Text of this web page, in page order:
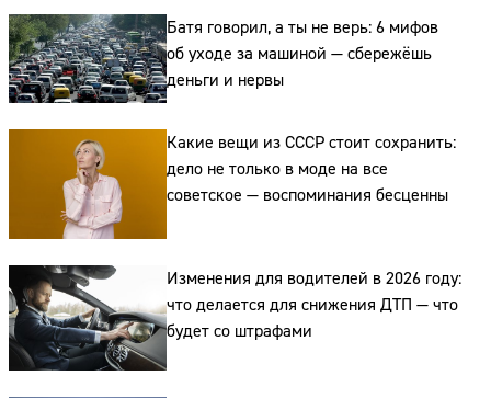
Батя говорил, а ты не верь: 6 мифов
об уходе за машиной — сбережёшь
деньги и нервы
Какие вещи из СССР стоит сохранить:
дело не только в моде на все
советское — воспоминания бесценны
Изменения для водителей в 2026 году:
что делается для снижения ДТП — что
будет со штрафами
Адрес: